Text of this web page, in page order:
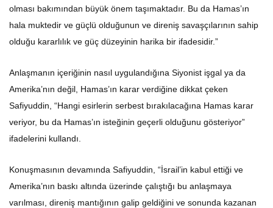
olması bakımından büyük önem taşımaktadır. Bu da Hamas’ın
hala muktedir ve güçlü olduğunun ve direniş savaşçılarının sahip
olduğu kararlılık ve güç düzeyinin harika bir ifadesidir.”
Anlaşmanın içeriğinin nasıl uygulandığına Siyonist işgal ya da
Amerika’nın değil, Hamas’ın karar verdiğine dikkat çeken
Safiyuddin, “Hangi esirlerin serbest bırakılacağına Hamas karar
veriyor, bu da Hamas’ın isteğinin geçerli olduğunu gösteriyor”
ifadelerini kullandı.
Konuşmasının devamında Safiyuddin, “İsrail’in kabul ettiği ve
Amerika’nın baskı altında üzerinde çalıştığı bu anlaşmaya
varılması, direniş mantığının galip geldiğini ve sonunda kazanan